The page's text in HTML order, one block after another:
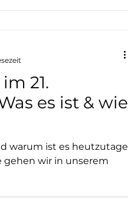
21.
es ist & wie
Lernen
warum ist es heutzutage
gehen wir in unserem